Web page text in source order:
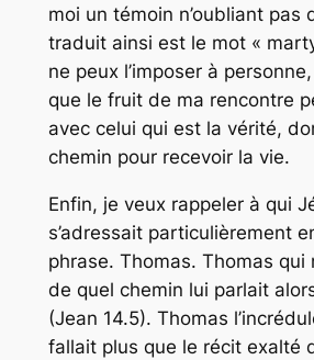
moi un témoin n’oubliant pas
traduit ainsi est le mot «
ne peux l’imposer à
que le fruit de ma rencontre
avec celui qui est la vérité,
chemin pour recevoir la vie.
Enfin, je veux rappeler à qui
s’adressait particulièrement
phrase. Thomas. Thomas qui
de quel chemin lui parlait
(Jean 14.5). Thomas
fallait plus que le récit exalté